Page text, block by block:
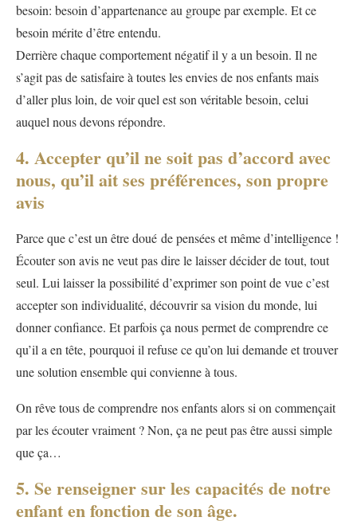
besoin: besoin d’appartenance au groupe par exemple. Et ce
besoin mérite d’être entendu.
Derrière chaque comportement négatif il y a un besoin. Il ne
s’agit pas de satisfaire à toutes les envies de nos enfants mais
d’aller plus loin, de voir quel est son véritable besoin, celui
auquel nous devons répondre.
4. Accepter qu’il ne soit pas d’accord avec
nous, qu’il ait ses préférences, son propre
avis
Parce que c’est un être doué de pensées et même d’intelligence !
Écouter son avis ne veut pas dire le laisser décider de tout, tout
seul. Lui laisser la possibilité d’exprimer son point de vue c’est
accepter son individualité, découvrir sa vision du monde, lui
donner confiance. Et parfois ça nous permet de comprendre ce
qu’il a en tête, pourquoi il refuse ce qu’on lui demande et trouver
une solution ensemble qui convienne à tous.
On rêve tous de comprendre nos enfants alors si on commençait
par les écouter vraiment ? Non, ça ne peut pas être aussi simple
que ça…
5. Se renseigner sur les capacités de notre
enfant en fonction de son âge.